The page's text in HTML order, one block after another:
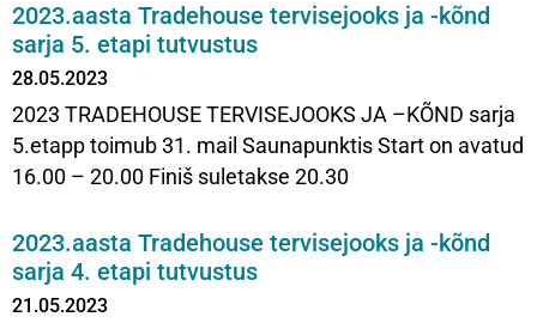
2023.aasta Tradehouse tervisejooks ja -kõnd
sarja 5. etapi tutvustus
28.05.2023
2023 TRADEHOUSE TERVISEJOOKS JA –KÕND sarja
5.etapp toimub 31. mail Saunapunktis Start on avatud
16.00 – 20.00 Finiš suletakse 20.30
2023.aasta Tradehouse tervisejooks ja -kõnd
sarja 4. etapi tutvustus
21.05.2023